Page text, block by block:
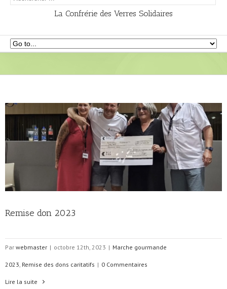
La Confrérie des Verres Solidaires
Remise don 2023
Par webmaster | octobre 12th, 2023 | Marche gourmande
2023, Remise des dons caritatifs | 0 Commentaires
Lire la suite